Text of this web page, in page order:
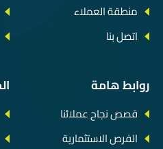
منطقة العملاء
اتصل بنا
روابط هامة
قصص نجاح عملائنا
الفرص الاستثمارية